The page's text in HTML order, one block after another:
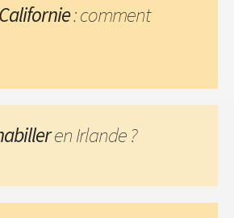
: comment
en Irlande ?